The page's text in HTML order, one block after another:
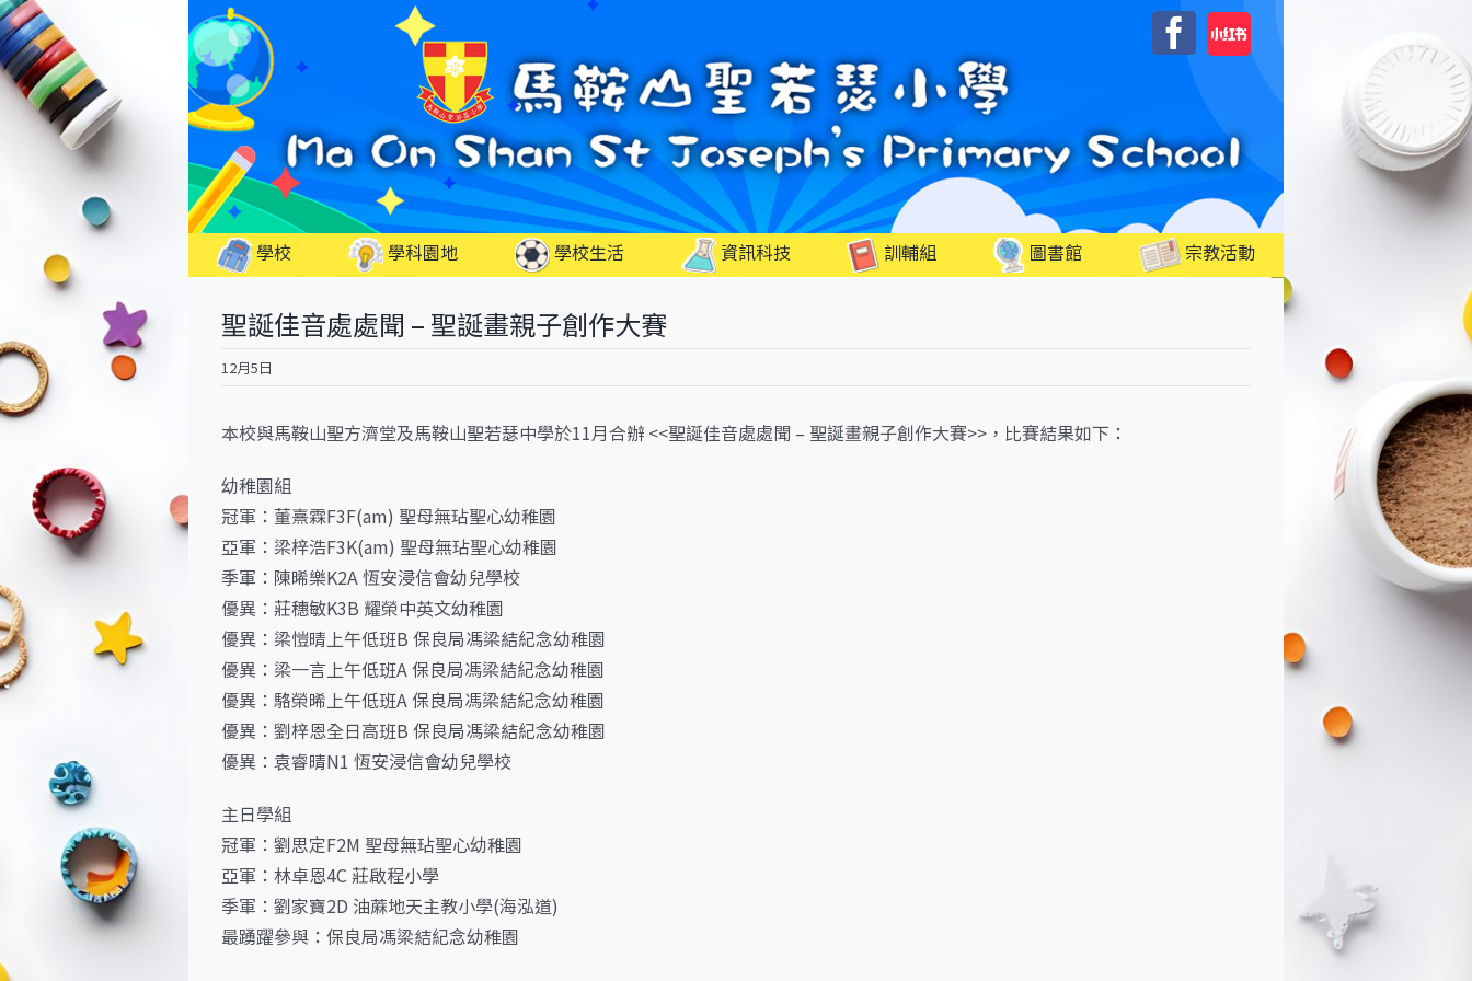
Skip
to
content
Facebook
自
訂
學校 學科園地 學校生活 資訊科技 訓輔組 圖書館 宗教活動
聖誕佳音處處聞 – 聖誕畫親子創作大賽
12月5日
本校與馬鞍山聖方濟堂及馬鞍山聖若瑟中學於11月合辦 <<聖誕佳音處處聞 – 聖誕畫親子創作大賽>>，比賽結果如下：
幼稚園組
冠軍：董熹霖F3F(am) 聖母無玷聖心幼稚園
亞軍：梁梓浩F3K(am) 聖母無玷聖心幼稚園
季軍：陳晞樂K2A 恆安浸信會幼兒學校
優異：莊穗敏K3B 耀榮中英文幼稚園
優異：梁愷晴上午低班B 保良局馮梁結紀念幼稚園
優異：梁一言上午低班A 保良局馮梁結紀念幼稚園
優異：駱榮晞上午低班A 保良局馮梁結紀念幼稚園
優異：劉梓恩全日高班B 保良局馮梁結紀念幼稚園
優異：袁睿晴N1 恆安浸信會幼兒學校
主日學組
冠軍：劉思定F2M 聖母無玷聖心幼稚園
亞軍：林卓恩4C 莊啟程小學
季軍：劉家寶2D 油蔴地天主教小學(海泓道)
最踴躍參與：保良局馮梁結紀念幼稚園